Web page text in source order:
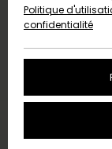
Politique
confidentialité